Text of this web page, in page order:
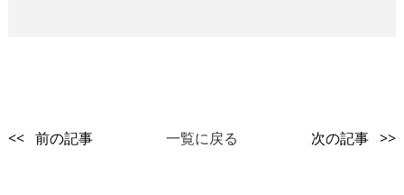
<< 前の記事 一覧に戻る 次の記事 >>